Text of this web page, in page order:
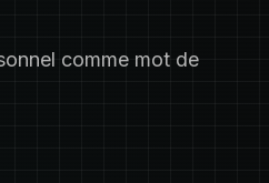
comme mot de